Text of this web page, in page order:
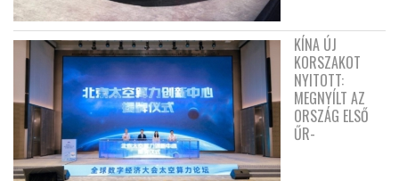
KÍNA ÚJ
KORSZAKOT
NYITOTT:
MEGNYÍLT AZ
ORSZÁG ELSŐ
ŰR-